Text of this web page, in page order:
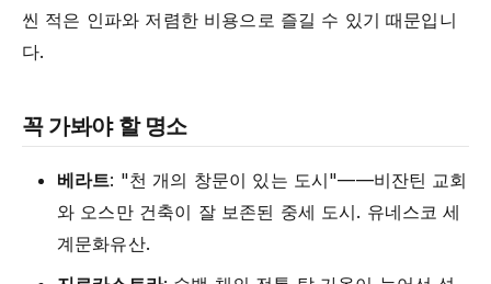
씬 적은 인파와 저렴한 비용으로 즐길 수 있기 때문입니
다.
꼭 가봐야 할 명소
베라트: "천 개의 창문이 있는 도시"——비잔틴 교회
와 오스만 건축이 잘 보존된 중세 도시. 유네스코 세
계문화유산.